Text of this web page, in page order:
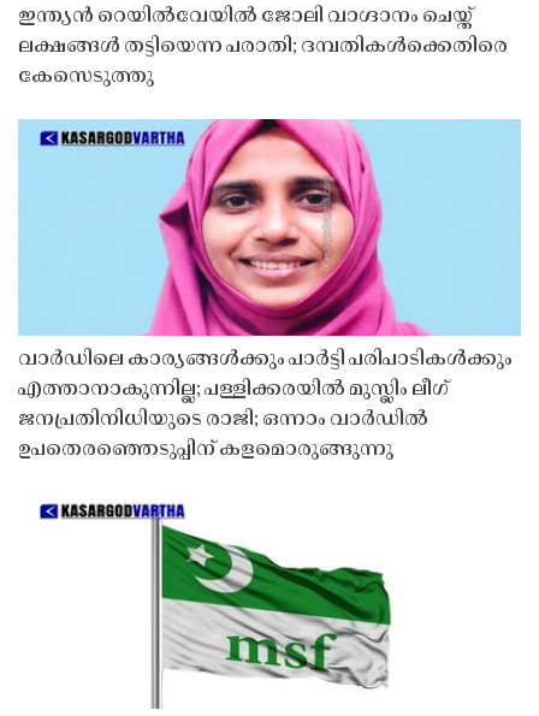
ഇന്ത്യൻ റെയിൽവേയിൽ ജോലി വാഗ്ദാനം ചെയ്ത്
ലക്ഷങ്ങൾ തട്ടിയെന്ന പരാതി; ദമ്പതികൾക്കെതിരെ
കേസെടുത്തു
വാർഡിലെ കാര്യങ്ങൾക്കും പാർട്ടി പരിപാടികൾക്കും
എത്താനാകുന്നില്ല; പള്ളിക്കരയിൽ മുസ്ലിം ലീഗ്
ജനപ്രതിനിധിയുടെ രാജി; ഒന്നാം വാർഡിൽ
ഉപതെരഞ്ഞെടുപ്പിന് കളമൊരുങ്ങുന്നു